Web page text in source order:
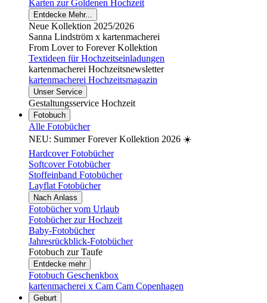
Karten zur Goldenen Hochzeit
Entdecke Mehr...
Neue Kollektion 2025/2026
Sanna Lindström x kartenmacherei
From Lover to Forever Kollektion
Textideen für Hochzeitseinladungen
kartenmacherei Hochzeitsnewsletter
kartenmacherei Hochzeitsmagazin
Unser Service
Gestaltungsservice Hochzeit
Fotobuch
Alle Fotobücher
NEU: Summer Forever Kollektion 2026 ☀️
Hardcover Fotobücher
Softcover Fotobücher
Stoffeinband Fotobücher
Layflat Fotobücher
Nach Anlass
Fotobücher vom Urlaub
Fotobücher zur Hochzeit
Baby-Fotobücher
Jahresrückblick-Fotobücher
Fotobuch zur Taufe
Entdecke mehr
Fotobuch Geschenkbox
kartenmacherei x Cam Cam Copenhagen
Geburt